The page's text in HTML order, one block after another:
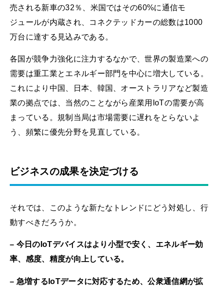
売される新車の32％、米国ではその60%に通信モ
ジュールが内蔵され、コネクテッドカーの総数は1000
万台に達する見込みである。
各国が競争力強化に注力するなかで、世界の製造業への
需要は重工業とエネルギー部門を中心に増大している。
これにより中国、日本、韓国、オーストラリアなど製造
業の拠点では、当然のことながら産業用IoTの需要が高
まっている。規制当局は市場需要に遅れをとらないよ
う、頻繁に優先分野を見直している。
ビジネスの成果を決定づける
それでは、このような新たなトレンドにどう対処し、行
動すべきだろうか。
– 今日のIoTデバイスはより小型で安く、エネルギー効
率、感度、精度が向上している。
– 急増するIoTデータに対応するため、公衆通信網が拡